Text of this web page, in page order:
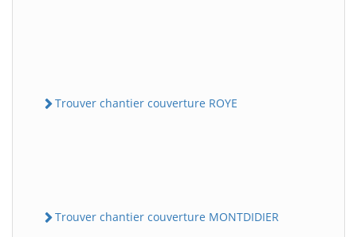
Trouver chantier couverture ROYE
Trouver chantier couverture MONTDIDIER